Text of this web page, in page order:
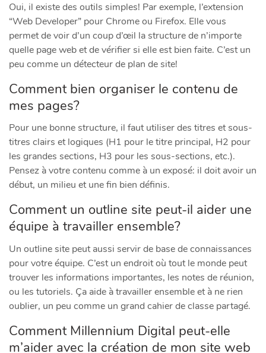
Oui, il existe des outils simples! Par exemple, l’extension
“Web Developer” pour Chrome ou Firefox. Elle vous
permet de voir d’un coup d’œil la structure de n’importe
quelle page web et de vérifier si elle est bien faite. C’est un
peu comme un détecteur de plan de site!
Comment bien organiser le contenu de
mes pages?
Pour une bonne structure, il faut utiliser des titres et sous-
titres clairs et logiques (H1 pour le titre principal, H2 pour
les grandes sections, H3 pour les sous-sections, etc.).
Pensez à votre contenu comme à un exposé: il doit avoir un
début, un milieu et une fin bien définis.
Comment un outline site peut-il aider une
équipe à travailler ensemble?
Un outline site peut aussi servir de base de connaissances
pour votre équipe. C’est un endroit où tout le monde peut
trouver les informations importantes, les notes de réunion,
ou les tutoriels. Ça aide à travailler ensemble et à ne rien
oublier, un peu comme un grand cahier de classe partagé.
Comment Millennium Digital peut-elle
m’aider avec la création de mon site web